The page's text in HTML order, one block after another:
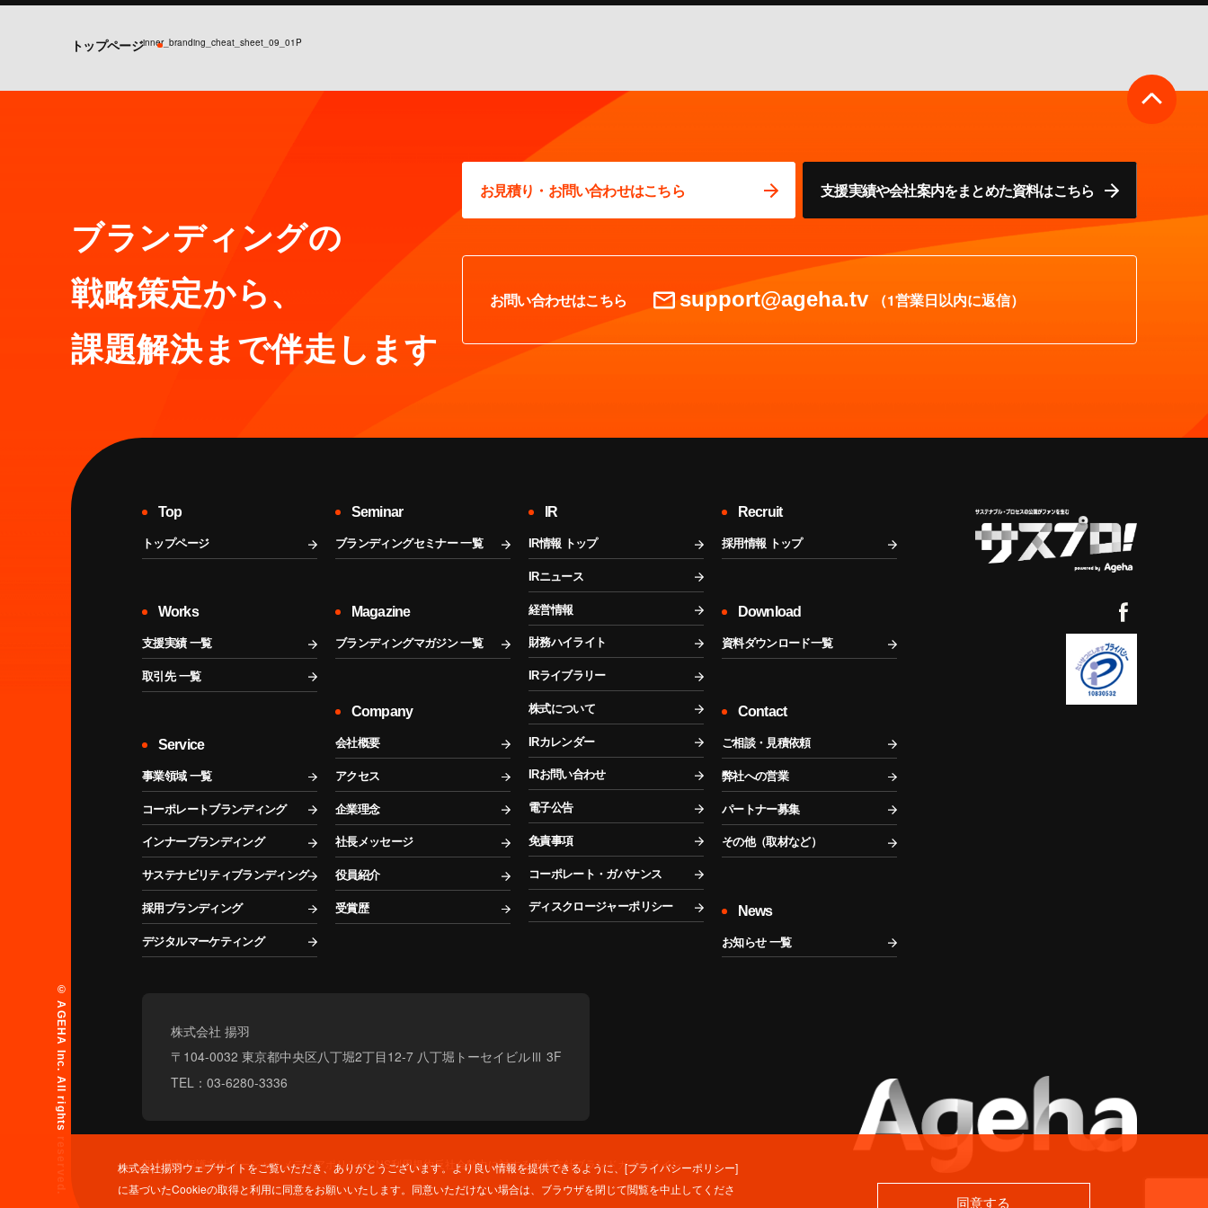
トップページinner_branding_cheat_sheet_09_01P
ブランディングの
戦略策定から、
お見積り・お問い合わせはこちら 支援実績や会社案内をまとめた資料はこちら
お問い合わせはこちら support@ageha.tv （1営業日以内に返信）
Top
トップページ
Works
支援実績 一覧
取引先 一覧
Service
事業領域 一覧
コーポレートブランディング
インナーブランディング
サステナビリティブランディング
採用ブランディング
デジタルマーケティング
Seminar
ブランディングセミナー 一覧
Magazine
ブランディングマガジン 一覧
Company
会社概要
アクセス
企業理念
社長メッセージ
役員紹介
受賞歴
IR
IR情報 トップ
IRニュース
経営情報
財務ハイライト
IRライブラリー
株式について
IRカレンダー
IRお問い合わせ
電子公告
免責事項
コーポレート・ガバナンス
ディスクロージャーポリシー
Recruit
採用情報 トップ
Download
資料ダウンロード一覧
Contact
ご相談・見積依頼
弊社への営業
パートナー募集
その他（取材など）
News
お知らせ 一覧
株式会社 揚羽
〒104-0032 東京都中央区八丁堀2丁目12-7 八丁堀トーセイビルⅢ 3F
TEL：03-6280-3336
個人情報保護方針ソーシャルメディアポリシーSNS利用規約反社会勢力に対する基本方針ブランドガイドライン
© AGEHA Inc. All rights reserved.
株式会社揚羽ウェブサイトをご覧いただき、ありがとうございます。より良い情報を提供できるように、[プライバシーポリシー]
に基づいたCookieの取得と利用に同意をお願いいたします。同意いただけない場合は、ブラウザを閉じて閲覧を中止してくださ
同意する